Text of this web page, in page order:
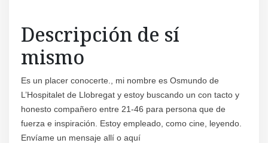
Descripción de sí
mismo
Es un placer conocerte., mi nombre es Osmundo de
L’Hospitalet de Llobregat y estoy buscando un con tacto y
honesto compañero entre 21-46 para persona que de
fuerza e inspiración. Estoy empleado, como cine, leyendo.
Envíame un mensaje allí o aquí